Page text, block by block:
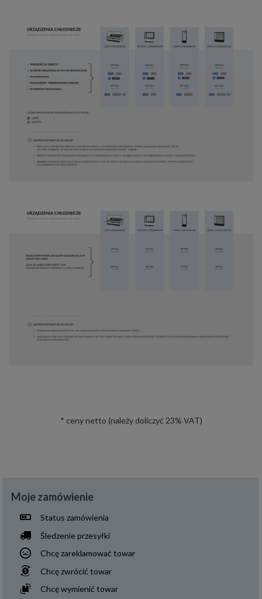
* ceny netto (należy doliczyć 23% VAT)
Moje zamówienie
Status zamówienia
Śledzenie przesyłki
Chcę zareklamować towar
Chcę zwrócić towar
Chcę wymienić towar